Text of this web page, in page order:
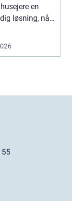
en
løsning, når